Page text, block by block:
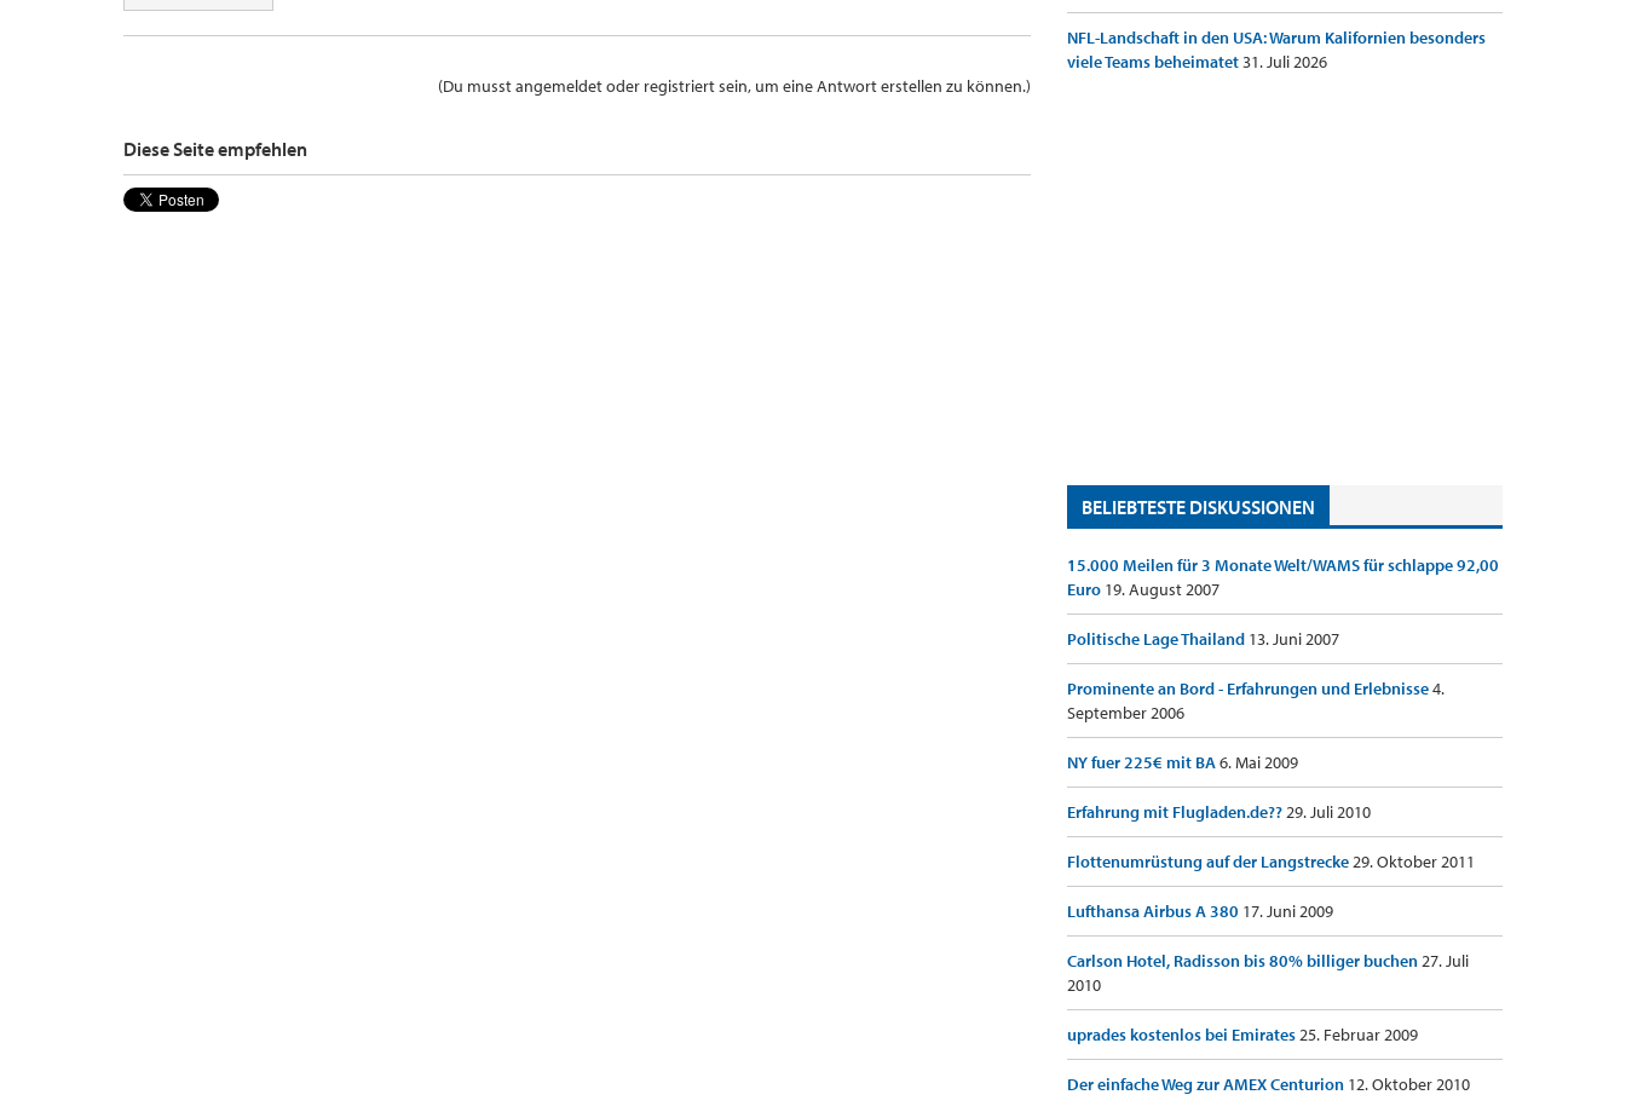
(Du musst angemeldet oder registriert sein, um eine Antwort erstellen zu können.)
Diese Seite empfehlen
NFL-Landschaft in den USA: Warum Kalifornien besonders
viele Teams beheimatet31. Juli 2026
BELIEBTESTE DISKUSSIONEN
15.000 Meilen für 3 Monate Welt/WAMS für schlappe 92,00
Euro 19. August 2007
Politische Lage Thailand 13. Juni 2007
Prominente an Bord - Erfahrungen und Erlebnisse4.
September 2006
NY fuer 225€ mit BA6. Mai 2009
Erfahrung mit Flugladen.de??29. Juli 2010
Flottenumrüstung auf der Langstrecke29. Oktober 2011
Lufthansa Airbus A 380 17. Juni 2009
Carlson Hotel, Radisson bis 80% billiger buchen27. Juli
2010
uprades kostenlos bei Emirates25. Februar 2009
Der einfache Weg zur AMEX Centurion 12. Oktober 2010